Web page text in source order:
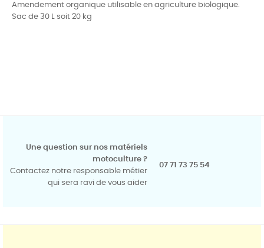
Amendement organique utilisable en agriculture biologique.
Sac de 30 L soit 20 kg
Une question sur nos matériels
motoculture ?
Contactez notre responsable métier
qui sera ravi de vous aider
07 71 73 75 54